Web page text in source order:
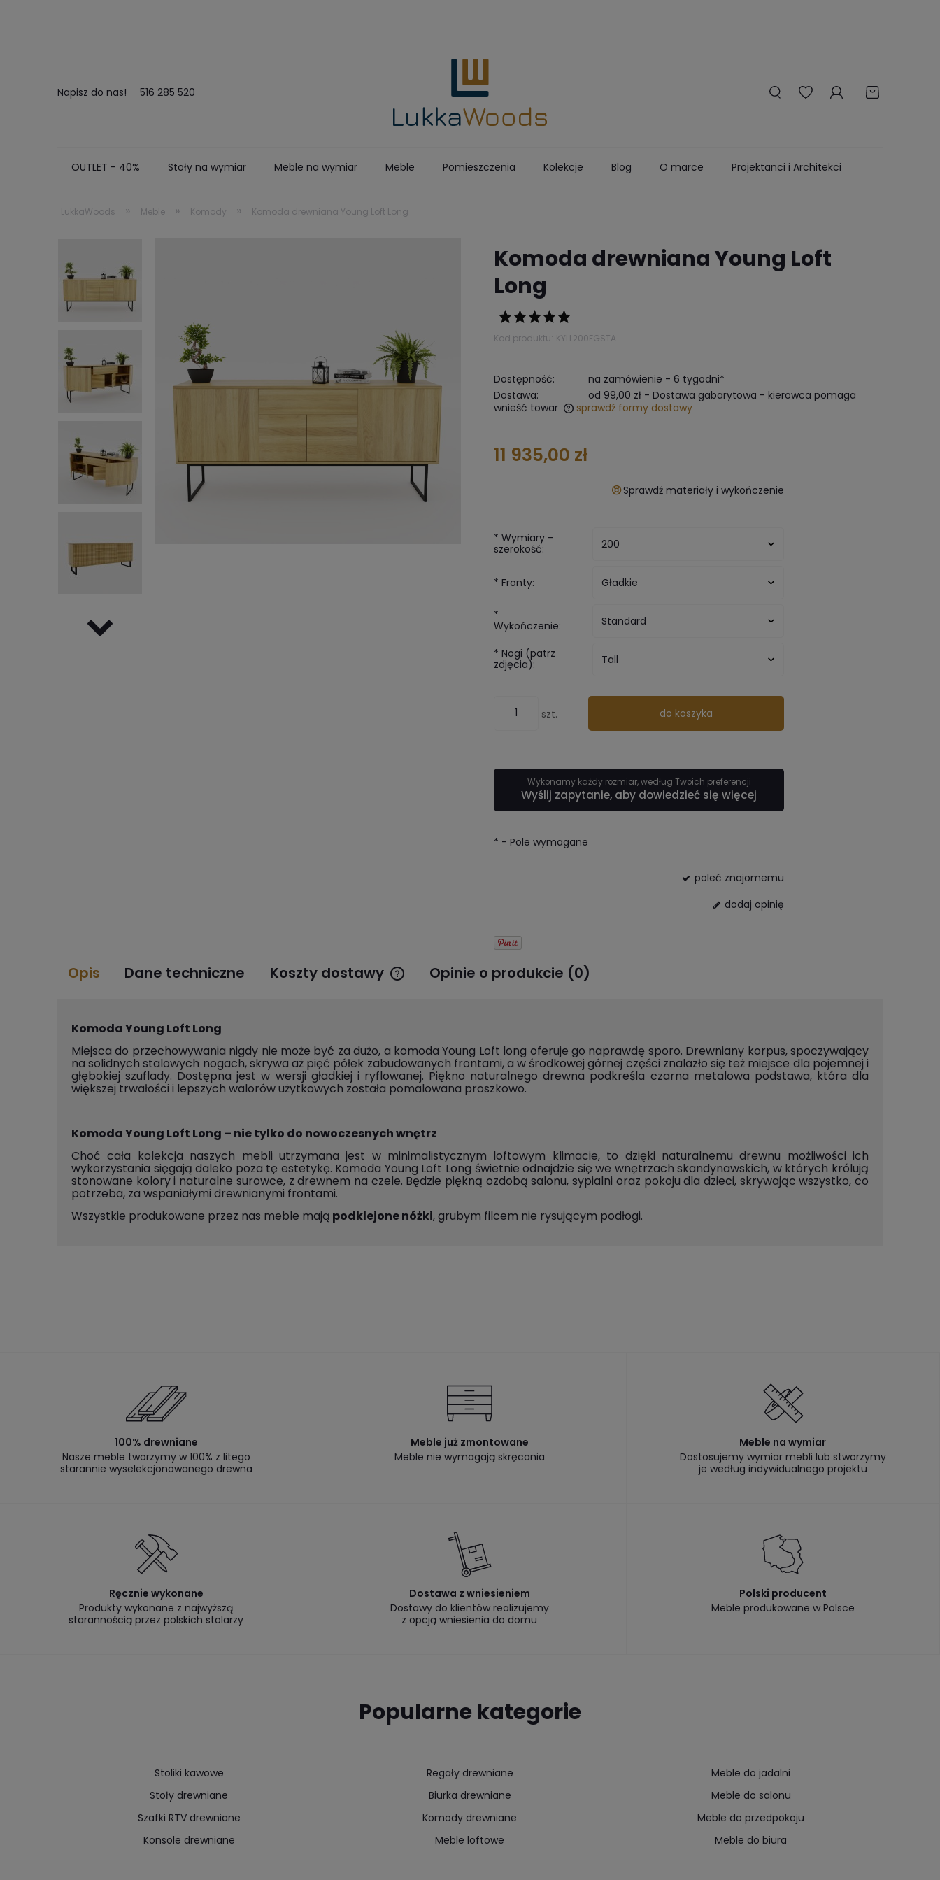
Napisz do nas! 516 285 520
OUTLET - 40% Stoły na wymiar Meble na wymiar Meble Pomieszczenia Kolekcje Blog O marce Projektanci i Architekci
Kontakt Zamów próbki Realizacje STOLARNIA
LukkaWoods » Meble » Komody » Komoda drewniana Young Loft Long
Komoda drewniana Young Loft
Long
Kod produktu: KYLL200FGSTA
Dostępność:
na zamówienie - 6 tygodni*
Dostawa:
od 99,00 zł - Dostawa gabarytowa - kierowca pomaga
wnieść towar
sprawdź formy dostawy
11 935,00 zł
Sprawdź materiały i wykończenie
* Wymiary -
szerokość:
* Fronty:
*
Wykończenie:
* Nogi (patrz
zdjęcia):
szt. do koszyka
Wykonamy każdy rozmiar, według Twoich preferencji
Wyślij zapytanie, aby dowiedzieć się więcej
* - Pole wymagane
poleć znajomemu
dodaj opinię
Opis Dane techniczne Koszty dostawy Opinie o produkcie (0)
Komoda Young Loft Long
Miejsca do przechowywania nigdy nie może być za dużo, a komoda Young Loft long oferuje go naprawdę sporo. Drewniany korpus, spoczywający
na solidnych stalowych nogach, skrywa aż pięć półek zabudowanych frontami, a w środkowej górnej części znalazło się też miejsce dla pojemnej i
głębokiej szuflady. Dostępna jest w wersji gładkiej i ryflowanej. Piękno naturalnego drewna podkreśla czarna metalowa podstawa, która dla
większej trwałości i lepszych walorów użytkowych została pomalowana proszkowo.
Komoda Young Loft Long – nie tylko do nowoczesnych wnętrz
Choć cała kolekcja naszych mebli utrzymana jest w minimalistycznym loftowym klimacie, to dzięki naturalnemu drewnu możliwości ich
wykorzystania sięgają daleko poza tę estetykę. Komoda Young Loft Long świetnie odnajdzie się we wnętrzach skandynawskich, w których królują
stonowane kolory i naturalne surowce, z drewnem na czele. Będzie piękną ozdobą salonu, sypialni oraz pokoju dla dzieci, skrywając wszystko, co
potrzeba, za wspaniałymi drewnianymi frontami.
Wszystkie produkowane przez nas meble mają podklejone nóżki, grubym filcem nie rysującym podłogi.
100% drewniane
Nasze meble tworzymy w 100% z litego
starannie wyselekcjonowanego drewna
Meble już zmontowane
Meble nie wymagają skręcania
Meble na wymiar
Dostosujemy wymiar mebli lub stworzymy
je według indywidualnego projektu
Ręcznie wykonane
Produkty wykonane z najwyższą
starannością przez polskich stolarzy
Dostawa z wniesieniem
Dostawy do klientów realizujemy
z opcją wniesienia do domu
Polski producent
Meble produkowane w Polsce
Popularne kategorie
Stoliki kawowe
Stoły drewniane
Szafki RTV drewniane
Konsole drewniane
Regały drewniane
Biurka drewniane
Komody drewniane
Meble loftowe
Meble do jadalni
Meble do salonu
Meble do przedpokoju
Meble do biura